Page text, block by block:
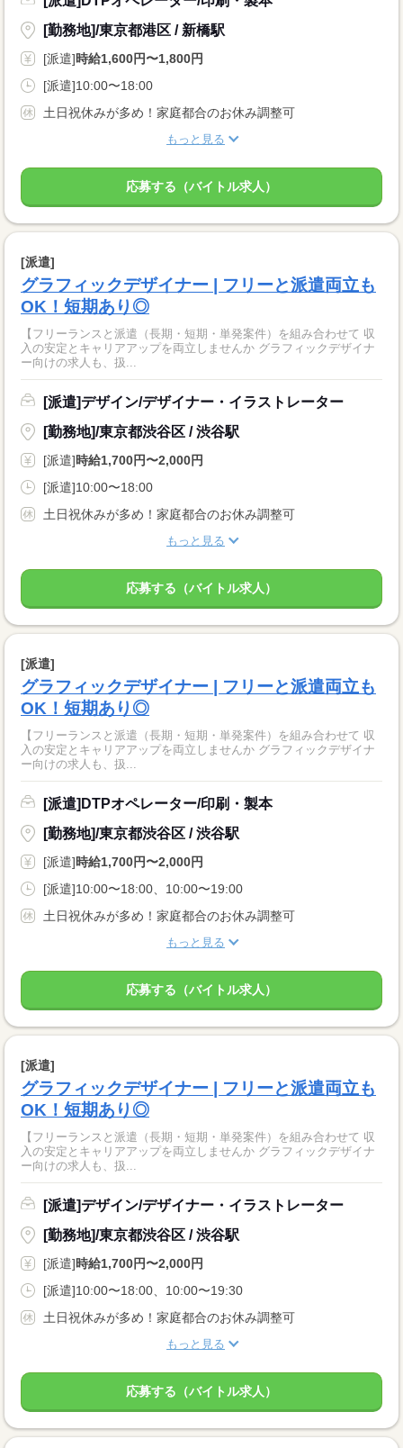
[勤務地]/東京都港区 / 新橋駅
[派遣]時給1,600円〜1,800円
[派遣]10:00〜18:00
土日祝休みが多め！家庭都合のお休み調整可
もっと見る
応募する（バイトル求人）
[派遣]
グラフィックデザイナー | フリーと派遣両立も
OK！短期あり◎
【フリーランスと派遣（長期・短期・単発案件）を組み合わせて 収
入の安定とキャリアアップを両立しませんか グラフィックデザイナ
ー向けの求人も、扱...
[派遣]デザイン/デザイナー・イラストレーター
[勤務地]/東京都渋谷区 / 渋谷駅
[派遣]時給1,700円〜2,000円
[派遣]10:00〜18:00
土日祝休みが多め！家庭都合のお休み調整可
もっと見る
応募する（バイトル求人）
[派遣]
グラフィックデザイナー | フリーと派遣両立も
OK！短期あり◎
【フリーランスと派遣（長期・短期・単発案件）を組み合わせて 収
入の安定とキャリアアップを両立しませんか グラフィックデザイナ
ー向けの求人も、扱...
[派遣]DTPオペレーター/印刷・製本
[勤務地]/東京都渋谷区 / 渋谷駅
[派遣]時給1,700円〜2,000円
[派遣]10:00〜18:00、10:00〜19:00
土日祝休みが多め！家庭都合のお休み調整可
もっと見る
応募する（バイトル求人）
[派遣]
グラフィックデザイナー | フリーと派遣両立も
OK！短期あり◎
【フリーランスと派遣（長期・短期・単発案件）を組み合わせて 収
入の安定とキャリアアップを両立しませんか グラフィックデザイナ
ー向けの求人も、扱...
[派遣]デザイン/デザイナー・イラストレーター
[勤務地]/東京都渋谷区 / 渋谷駅
[派遣]時給1,700円〜2,000円
[派遣]10:00〜18:00、10:00〜19:30
土日祝休みが多め！家庭都合のお休み調整可
もっと見る
応募する（バイトル求人）